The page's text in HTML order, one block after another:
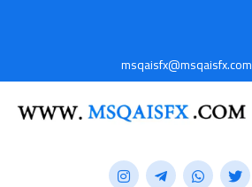
msqaisfx@msqaisfx.com